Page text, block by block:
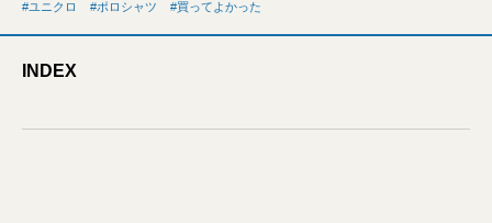
ユニクロ ポロシャツ 買ってよかった
INDEX